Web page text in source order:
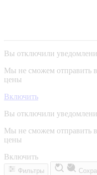
Вы отключили
Мы не сможем отправить
цены
Включить
Вы отключили
Мы не сможем отправить
цены
Включить
Фильтры